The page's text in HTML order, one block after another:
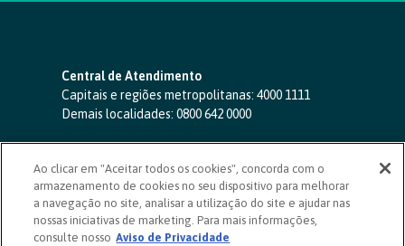
Central de Atendimento
Capitais e regiões metropolitanas: 4000 1111
Demais localidades: 0800 642 0000
SAC 24 horas-0800 724 4420
Ouvidoria
0800 725 0996
(de segunda a sexta, das 8h às 20h)
ouvidoriasicoob.com.br
Deficientes auditivos ou de fala
Ao clicar em "Aceitar todos os cookies", concorda com o
armazenamento de cookies no seu dispositivo para melhorar
a navegação no site, analisar a utilização do site e ajudar nas
nossas iniciativas de marketing. Para mais informações,
consulte nosso Aviso de Privacidade